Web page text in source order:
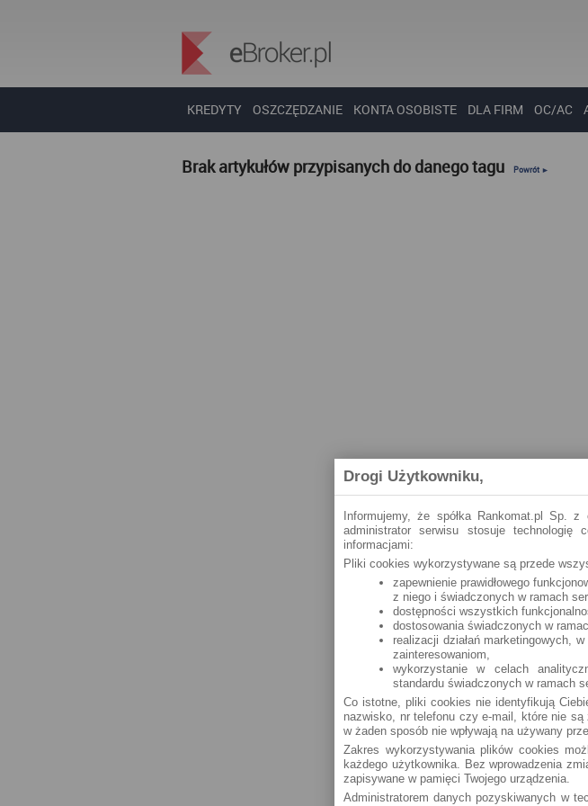
KREDYTY OSZCZĘDZANIE KONTA OSOBISTE DLA FIRM OC/AC
Brak artykułów przypisanych do danego tagu Powrót ►
Drogi Użytkowniku,
Informujemy, że spółka Rankomat.pl
administrator serwisu stosuje
informacjami:
Pliki cookies wykorzystywane są przede
zapewnienie prawidłowego
z niego i świadczonych w ramach
dostępności wszystkich
dostosowania świadczonych w
realizacji działań marketingowych,
zainteresowaniom,
wykorzystanie w celach
standardu świadczonych w ramach
Co istotne, pliki cookies nie identyfikują
nazwisko, nr telefonu czy e-mail, które nie
w żaden sposób nie wpływają na używany
Zakres wykorzystywania plików cookies
każdego użytkownika. Bez wprowadzenia
zapisywane w pamięci Twojego urządzenia.
Administratorem danych pozyskiwanych w